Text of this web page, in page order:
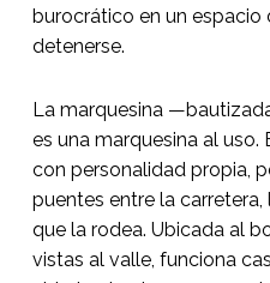
burocrático en un
detenerse.
La marquesina
es una marquesina al
con personalidad propia,
puentes entre la
que la rodea. Ubicada al
vistas al valle, funciona